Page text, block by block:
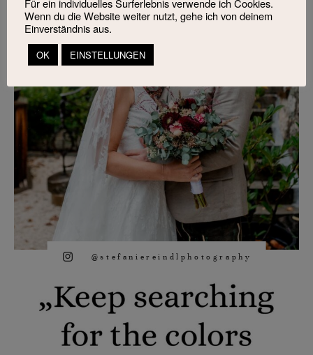
@stefaniereindlphotography
Für ein individuelles Surferlebnis verwende ich Cookies.
Wenn du die Website weiter nutzt, gehe ich von deinem
Einverständnis aus.
OK EINSTELLUNGEN